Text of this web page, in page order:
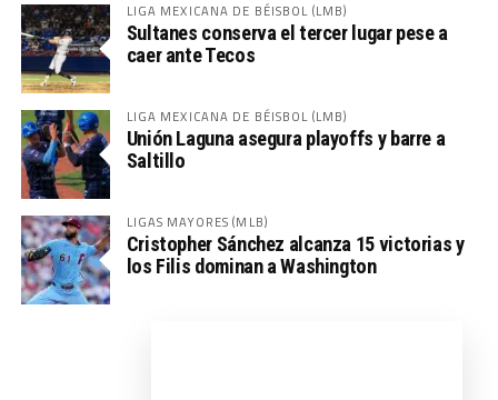
LIGA MEXICANA DE BÉISBOL (LMB)
Sultanes conserva el tercer lugar pese a
caer ante Tecos
LIGA MEXICANA DE BÉISBOL (LMB)
Unión Laguna asegura playoffs y barre a
Saltillo
LIGAS MAYORES (MLB)
Cristopher Sánchez alcanza 15 victorias y
los Filis dominan a Washington